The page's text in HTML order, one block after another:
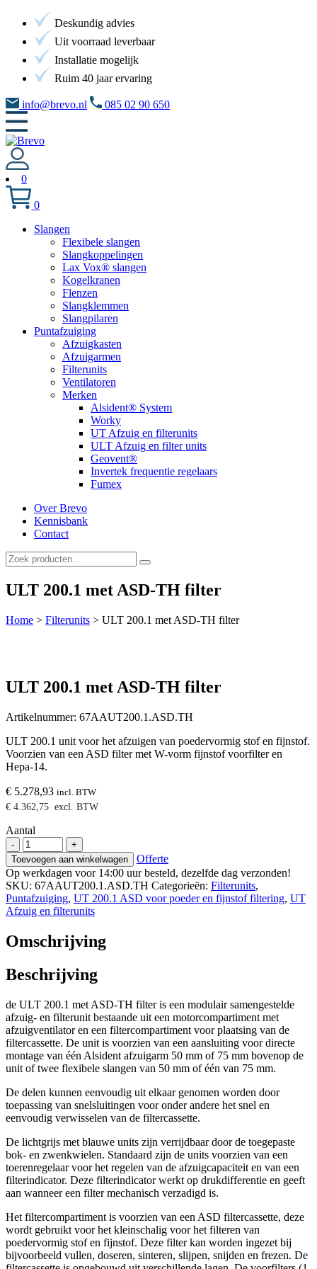
Deskundig advies
Uit voorraad leverbaar
Installatie mogelijk
Ruim 40 jaar ervaring
info@brevo.nl 085 02 90 650
0
0
Slangen
Flexibele slangen
Slangkoppelingen
Lax Vox® slangen
Kogelkranen
Flenzen
Slangklemmen
Slangpilaren
Puntafzuiging
Afzuigkasten
Afzuigarmen
Filterunits
Ventilatoren
Merken
Alsident® System
Worky
UT Afzuig en filterunits
ULT Afzuig en filter units
Geovent®
Invertek frequentie regelaars
Fumex
Over Brevo
Kennisbank
Contact
ULT 200.1 met ASD-TH filter
Home > Filterunits > ULT 200.1 met ASD-TH filter
ULT 200.1 met ASD-TH filter
Artikelnummer: 67AAUT200.1.ASD.TH
ULT 200.1 unit voor het afzuigen van poedervormig stof en fijnstof.
Voorzien van een ASD filter met W-vorm fijnstof voorfilter en
Hepa-14.
€ 5.278,93 incl. BTW
€ 4.362,75 excl. BTW
Aantal
-
ULT
200.1
met
ASD-
TH
filter
aantal
+
Toevoegen aan winkelwagen
Offerte
Op werkdagen voor 14:00 uur besteld, dezelfde dag verzonden!
SKU: 67AAUT200.1.ASD.TH Categorieën: Filterunits,
Puntafzuiging, UT 200.1 ASD voor poeder en fijnstof filtering, UT
Afzuig en filterunits
Omschrijving
Beschrijving
de ULT 200.1 met ASD-TH filter is een modulair samengestelde
afzuig- en filterunit bestaande uit een motorcompartiment met
afzuigventilator en een filtercompartiment voor plaatsing van de
filtercassette. De unit is voorzien van een aansluiting voor directe
montage van één Alsident afzuigarm 50 mm of 75 mm bovenop de
unit of twee flexibele slangen van 50 mm of één van 75 mm.
De delen kunnen eenvoudig uit elkaar genomen worden door
toepassing van snelsluitingen voor onder andere het snel en
eenvoudig verwisselen van de filtercassette.
De lichtgrijs met blauwe units zijn verrijdbaar door de toegepaste
bok- en zwenkwielen. Standaard zijn de units voorzien van een
toerenregelaar voor het regelen van de afzuigcapaciteit en van een
filterindicator. Deze filterindicator werkt op drukdifferentie en geeft
aan wanneer een filter mechanisch verzadigd is.
Het filtercompartiment is voorzien van een ASD filtercassette, deze
wordt gebruikt voor het kleinschalig voor het filteren van
poedervormig stof en fijnstof. Deze filter kan worden ingezet bij
bijvoorbeeld vullen, doseren, sinteren, slijpen, snijden en frezen. De